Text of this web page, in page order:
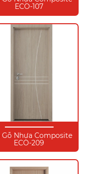
ECO-107
Gỗ Nhựa Composite
ECO-209